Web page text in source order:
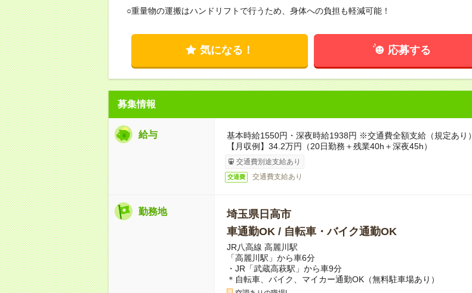
○重量物の運搬はハンドリフトで行うため、身体への負担も軽減可能！
気になる！ 応募する
募集情報
給与
基本時給1550円・深夜時給1938円 ※交通費全額支給（規定あり）
【月収例】34.2万円（20日勤務＋残業40h＋深夜45h）
交通費別途支給あり
交通費 交通費支給あり
勤務地
埼玉県日高市
車通勤OK / 自転車・バイク通勤OK
JR八高線 高麗川駅
「高麗川駅」から車6分
・JR「武蔵高萩駅」から車9分
＊自転車、バイク、マイカー通勤OK（無料駐車場あり）